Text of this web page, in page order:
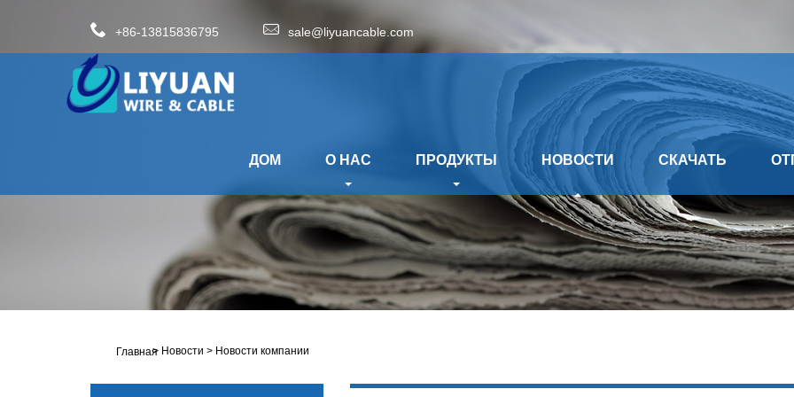
+86-13815836795 sale@liyuancable.com
ДОМ О НАС ПРОДУКТЫ НОВОСТИ СКАЧАТЬ
Главная
> Новости > Новости компании